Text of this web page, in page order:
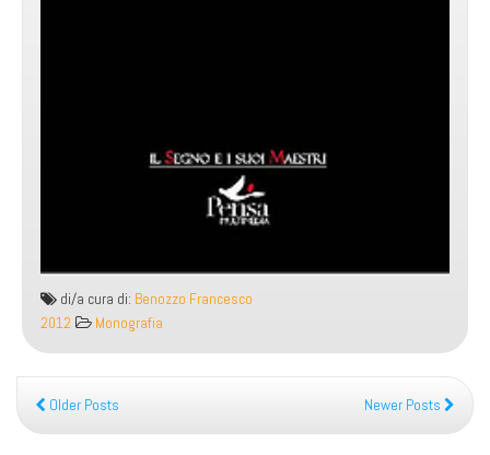
di/a cura di: Benozzo Francesco
2012
Monografia
Older Posts Newer Posts